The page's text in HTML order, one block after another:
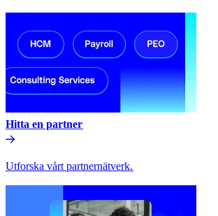
Hitta en partner​​
Utforska vårt partnernätverk.​​